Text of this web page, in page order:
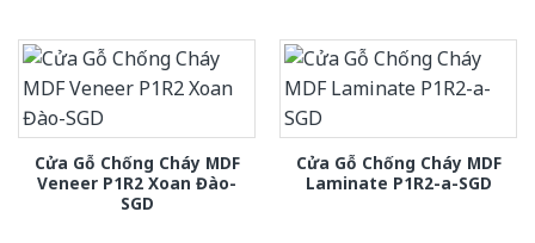
Cửa Gỗ Chống Cháy MDF
Veneer P1R2 Xoan Đào-
SGD
Cửa Gỗ Chống Cháy MDF
Laminate P1R2-a-SGD